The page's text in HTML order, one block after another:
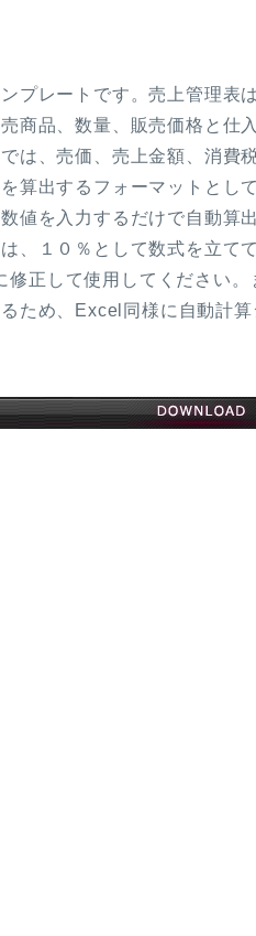
プレートです。売上管理表
商品、数量、販売価格と仕
は、売価、売上金額、消費
算出するフォーマットとし
値を入力するだけで自動算
、１０％として数式を立て
修正して使用してください
ため、Excel同様に自動計算